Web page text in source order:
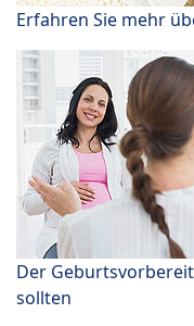
Erfahren Sie mehr
Der
sollten